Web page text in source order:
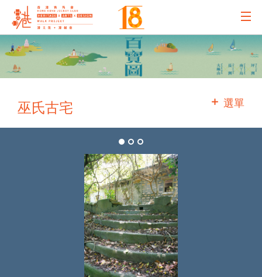
主辦機構
主要贊助
選單
巫氏古宅